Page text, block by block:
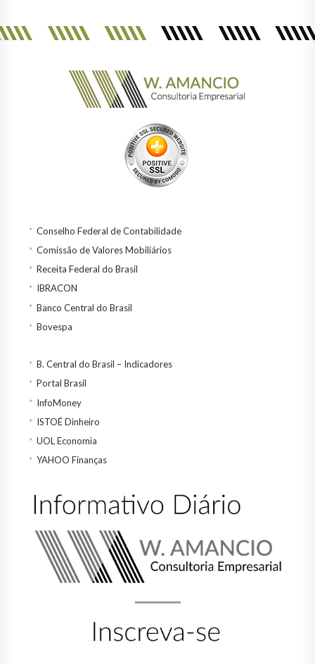
Conselho Federal de Contabilidade
Comissão de Valores Mobiliários
Receita Federal do Brasil
IBRACON
Banco Central do Brasil
Bovespa
B. Central do Brasil – Indicadores
Portal Brasil
InfoMoney
ISTOÉ Dinheiro
UOL Economia
YAHOO Finanças